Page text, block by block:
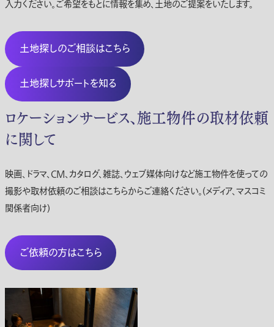
入力ください。ご希望をもとに情報を集め、土地のご提案をいたします。
土地探しのご相談はこちら
土地探しサポートを知る
ロケーションサービス、施工物件の取材依頼
に関して
映画、ドラマ、CM、カタログ、雑誌、ウェブ媒体向けなど施工物件を使っての
撮影や取材依頼のご相談はこちらからご連絡ください。(メディア、マスコミ
関係者向け)
ご依頼の方はこちら